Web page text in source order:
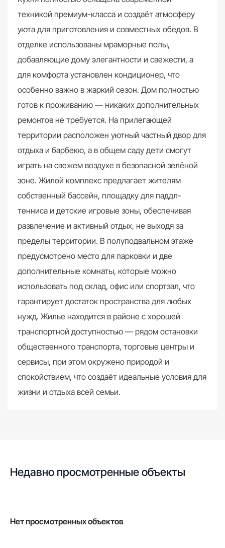
техникой премиум-класса и создаёт атмосферу
уюта для приготовления и совместных обедов. В
отделке использованы мраморные полы,
добавляющие дому элегантности и свежести, а
для комфорта установлен кондиционер, что
особенно важно в жаркий сезон. Дом полностью
готов к проживанию — никаких дополнительных
ремонтов не требуется. На прилегающей
территории расположен уютный частный двор для
отдыха и барбекю, а в общем саду дети смогут
играть на свежем воздухе в безопасной зелёной
зоне. Жилой комплекс предлагает жителям
собственный бассейн, площадку для паддл-
тенниса и детские игровые зоны, обеспечивая
развлечение и активный отдых, не выходя за
пределы территории. В полуподвальном этаже
предусмотрено место для парковки и две
дополнительные комнаты, которые можно
использовать под склад, офис или спортзал, что
гарантирует достаток пространства для любых
нужд. Жилье находится в районе с хорошей
транспортной доступностью — рядом остановки
общественного транспорта, торговые центры и
сервисы, при этом окружено природой и
спокойствием, что создаёт идеальные условия для
жизни и отдыха всей семьи.
Недавно просмотренные объекты
Нет просмотренных объектов